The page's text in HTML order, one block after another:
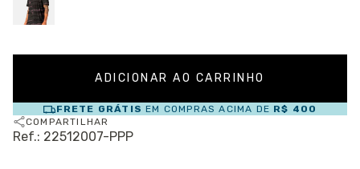
FRETE GRÁTIS EM COMPRAS ACIMA DE R$ 400
COMPARTILHAR
Ref.: 22512007-PPP